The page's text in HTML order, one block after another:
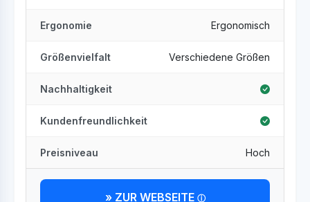
Ergonomie Ergonomisch
Größenvielfalt Verschiedene Größen
Nachhaltigkeit
Kundenfreundlichkeit
Preisniveau Hoch
» ZUR WEBSEITE